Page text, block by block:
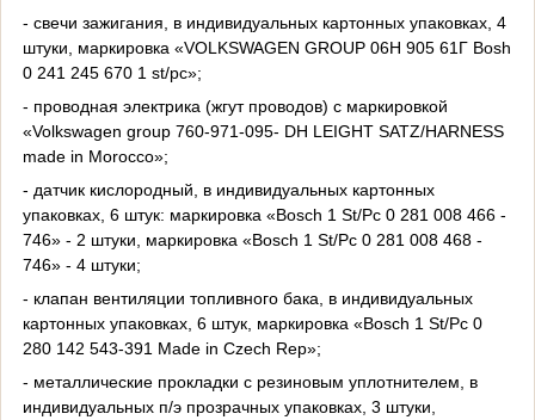
- свечи зажигания, в индивидуальных картонных упаковках, 4
штуки, маркировка «VOLKSWAGEN GROUP 06Н 905 61Г Bosh
0 241 245 670 1 st/рс»;
- проводная электрика (жгут проводов) с маркировкой
«Volkswagen group 760-971-095- DH LEIGHT SATZ/HARNESS
made in Morocco»;
- датчик кислородный, в индивидуальных картонных
упаковках, 6 штук: маркировка «Bosch 1 St/Pc 0 281 008 466 -
746» - 2 штуки, маркировка «Bosch 1 St/Pc 0 281 008 468 -
746» - 4 штуки;
- клапан вентиляции топливного бака, в индивидуальных
картонных упаковках, 6 штук, маркировка «Bosch 1 St/Pc 0
280 142 543-391 Made in Czech Rep»;
- металлические прокладки с резиновым уплотнителем, в
индивидуальных п/э прозрачных упаковках, 3 штуки,